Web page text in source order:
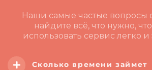
Наши самые частые вопросы
найдите всё, что нужно,
использовать сервис легко
Сколько времени займет